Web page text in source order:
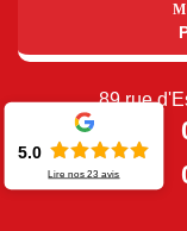
89 rue
5.0
Lire nos23 avis